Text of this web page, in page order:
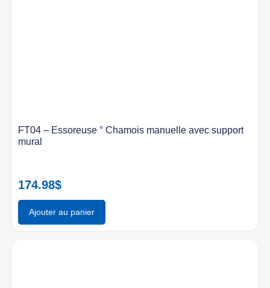
FT04 – Essoreuse ° Chamois manuelle avec support
mural
174.98$
Ajouter au panier